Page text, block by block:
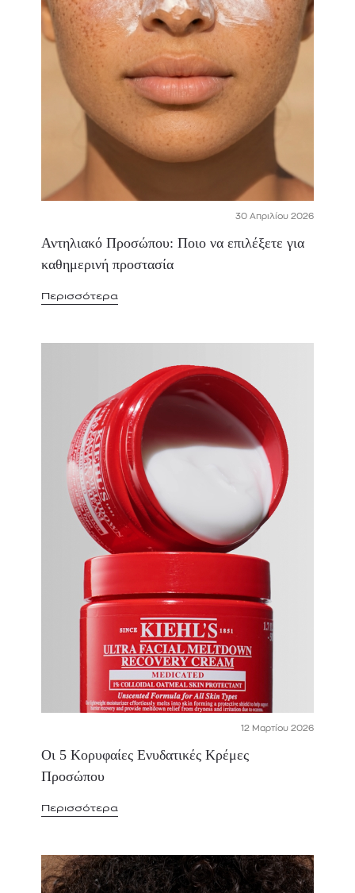
30 Απριλίου 2026
Αντηλιακό Προσώπου: Ποιο να επιλέξετε για
καθημερινή προστασία
Περισσότερα
12 Μαρτίου 2026
Οι 5 Κορυφαίες Ενυδατικές Κρέμες
Προσώπου
Περισσότερα